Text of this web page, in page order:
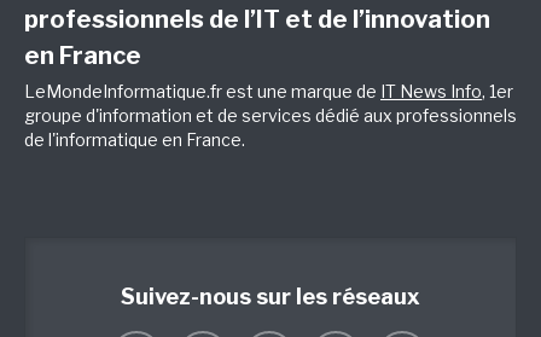
professionnels de l’IT et de l’innovation
en France
LeMondeInformatique.fr est une marque de IT News Info, 1er
groupe d'information et de services dédié aux professionnels
de l'informatique en France.
Suivez-nous sur les réseaux